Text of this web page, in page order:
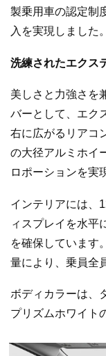
製乗用車の認定制
入を実現しました。
洗練されたエクス
美しさと力強さを
バーとして、エク
右に広がるリアコ
の大径アルミホイ
ロポーションを実
インテリアには、
ィスプレイを水平
を確保しています
量により、乗員全
ボディカラーは、
プリズムホワイト